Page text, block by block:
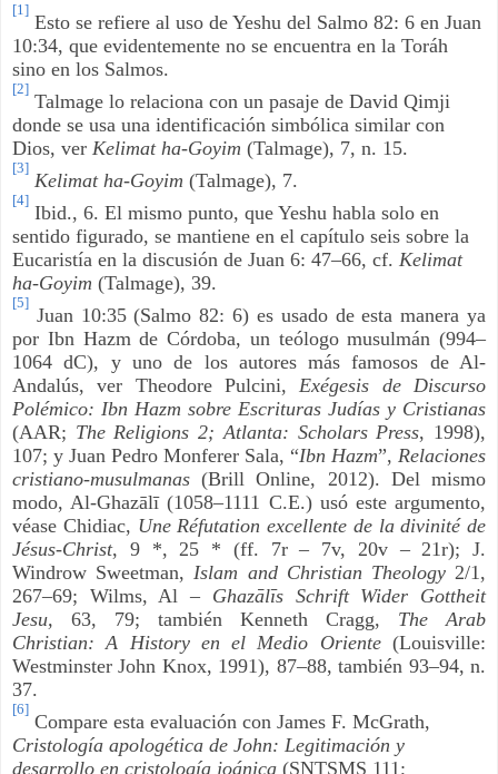
[1]
Esto se refiere al uso de Yeshu del Salmo 82: 6 en Juan
10:34, que evidentemente no se encuentra en la Toráh
sino en los Salmos.
[2]
Talmage lo relaciona con un pasaje de David Qimji
donde se usa una identificación simbólica similar con
Dios, ver Kelimat ha-Goyim (Talmage), 7, n. 15.
[3]
Kelimat ha-Goyim (Talmage), 7.
[4]
Ibid., 6. El mismo punto, que Yeshu habla solo en
sentido figurado, se mantiene en el capítulo seis sobre la
Eucaristía en la discusión de Juan 6: 47–66, cf. Kelimat
ha-Goyim (Talmage), 39.
[5]
Juan 10:35 (Salmo 82: 6) es usado de esta manera ya
por Ibn Hazm de Córdoba, un teólogo musulmán (994–
1064 dC), y uno de los autores más famosos de Al-
Andalús, ver Theodore Pulcini, Exégesis de Discurso
Polémico: Ibn Hazm sobre Escrituras Judías y Cristianas
(AAR; The Religions 2; Atlanta: Scholars Press, 1998),
107; y Juan Pedro Monferer Sala, “Ibn Hazm”, Relaciones
cristiano-musulmanas(Brill Online, 2012). Del mismo
modo, Al-Ghazālī (1058–1111 C.E.) usó este argumento,
véase Chidiac, Une Réfutation excellente de la divinité de
Jésus-Christ, 9 *, 25 * (ff. 7r – 7v, 20v – 21r); J.
Windrow Sweetman, Islam and Christian Theology 2/1,
267–69; Wilms, Al – Ghazālīs Schrift Wider Gottheit
Jesu, 63, 79; también Kenneth Cragg, The Arab
Christian: A History en el Medio Oriente(Louisville:
Westminster John Knox, 1991), 87–88, también 93–94, n.
37.
[6]
Compare esta evaluación con James F. McGrath,
Cristología apologética de John: Legitimación y
desarrollo en cristología joánica (SNTSMS 111;